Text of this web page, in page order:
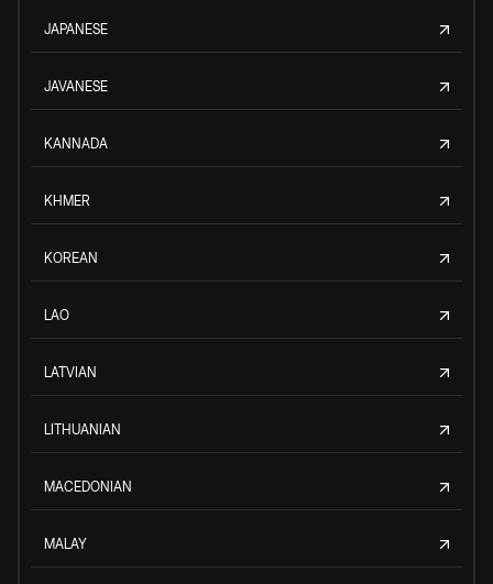
JAPANESE
JAVANESE
KANNADA
KHMER
KOREAN
LAO
LATVIAN
LITHUANIAN
MACEDONIAN
MALAY